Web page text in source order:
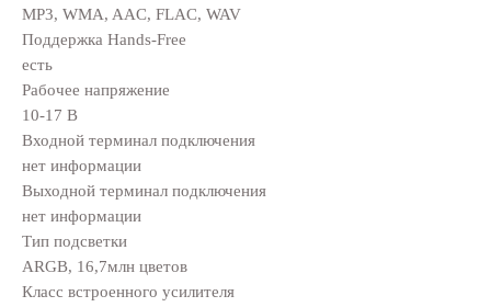
MP3, WMA, AAC, FLAC, WAV
Поддержка Hands-Free
есть
Рабочее напряжение
10-17 В
Входной терминал подключения
нет информации
Выходной терминал подключения
нет информации
Тип подсветки
ARGB, 16,7млн цветов
Класс встроенного усилителя